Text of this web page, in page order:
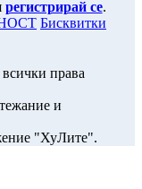
регистрирай се.
Бисквитки
права
и
"ХуЛите".